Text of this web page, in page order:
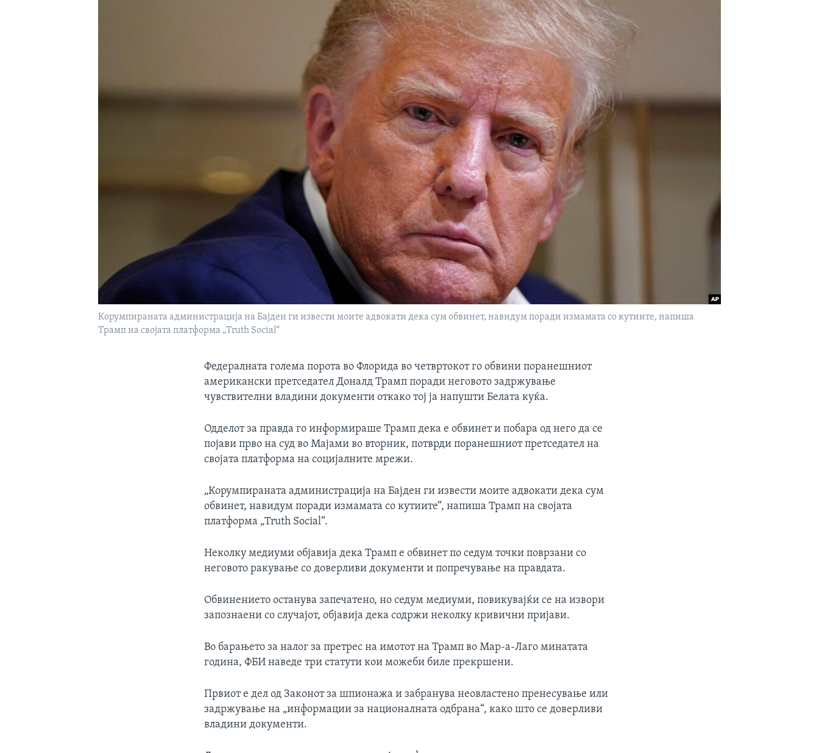
Корумпираната администрација на Бајден ги извести моите адвокати дека сум обвинет, навидум поради измамата со кутиите, напиша
Трамп на својата платформа „Truth Social“
Федералната голема порота во Флорида во четвртокот го обвини поранешниот
американски претседател Доналд Трамп поради неговото задржување
чувствителни владини документи откако тој ја напушти Белата куќа.
Одделот за правда го информираше Трамп дека е обвинет и побара од него да се
појави прво на суд во Мајами во вторник, потврди поранешниот претседател на
својата платформа на социјалните мрежи.
„Корумпираната администрација на Бајден ги извести моите адвокати дека сум
обвинет, навидум поради измамата со кутиите“, напиша Трамп на својата
платформа „Truth Social“.
Неколку медиуми објавија дека Трамп е обвинет по седум точки поврзани со
неговото ракување со доверливи документи и попречување на правдата.
Обвинението останува запечатено, но седум медиуми, повикувајќи се на извори
запознаени со случајот, објавија дека содржи неколку кривични пријави.
Во барањето за налог за претрес на имотот на Трамп во Мар-а-Лаго минатата
година, ФБИ наведе три статути кои можеби биле прекршени.
Првиот е дел од Законот за шпионажа и забранува неовластено пренесување или
задржување на „информации за националната одбрана“, како што се доверливи
владини документи.